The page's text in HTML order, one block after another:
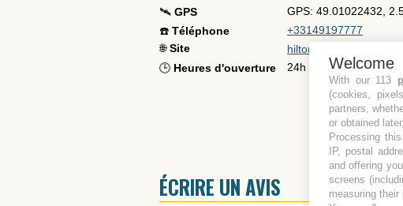
🛰️ GPS
GPS: 49.01022432,
☎️ Téléphone
+33149197777
🌐Site
hilton.com/en/hotels/
🕒 Heures d'ouverture 24h
ÉCRIRE UN AVIS
Welcome
With our 113
(cookies,
partners,
or obtained
Processing
IP, postal
and offering
screens
measuring their